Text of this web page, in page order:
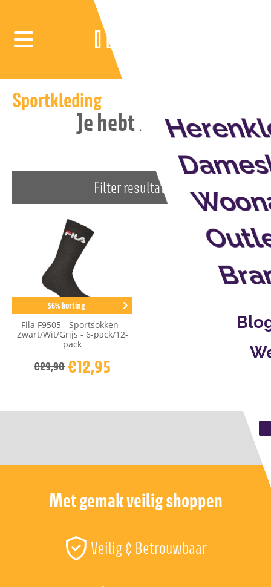
Sportkleding
Je hebt nog maar:
Filter resultaten
56% korting
Fila F9505 - Sportsokken -
Zwart/Wit/Grijs - 6-pack/12-
pack
€29,90€12,95
Met gemak veilig shoppen
Veilig & Betrouwbaar